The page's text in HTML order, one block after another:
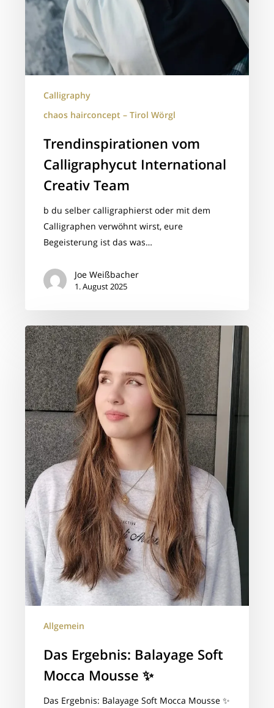
Calligraphy
chaos hairconcept – Tirol Wörgl
Trendinspirationen vom
Calligraphycut International
Creativ Team
b du selber calligraphierst oder mit dem
Calligraphen verwöhnt wirst, eure
Begeisterung ist das was…
Joe Weißbacher
1. August 2025
Das
Ergebnis:
Balayage
Soft
Mocca
Mousse
✨
Allgemein
Das Ergebnis: Balayage Soft
Mocca Mousse ✨
Das Ergebnis: Balayage Soft Mocca Mousse ✨